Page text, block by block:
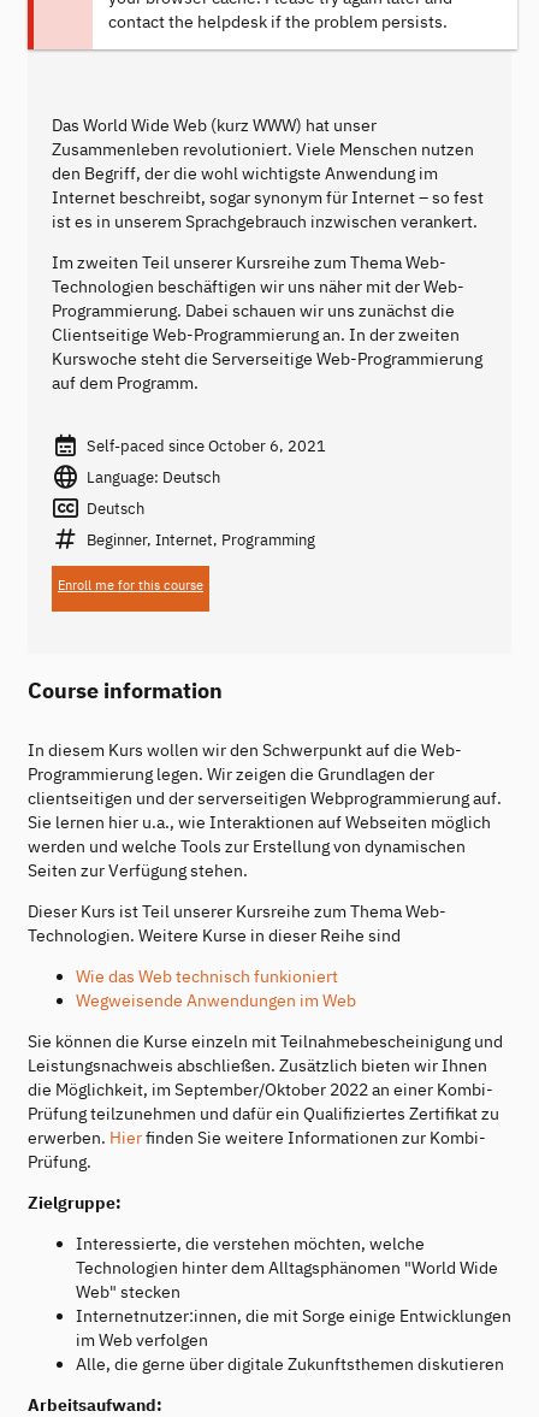
contact the helpdesk if the problem persists.
Das World Wide Web (kurz WWW) hat unser
Zusammenleben revolutioniert. Viele Menschen nutzen
den Begriff, der die wohl wichtigste Anwendung im
Internet beschreibt, sogar synonym für Internet – so fest
ist es in unserem Sprachgebrauch inzwischen verankert.
Im zweiten Teil unserer Kursreihe zum Thema Web-
Technologien beschäftigen wir uns näher mit der Web-
Programmierung. Dabei schauen wir uns zunächst die
Clientseitige Web-Programmierung an. In der zweiten
Kurswoche steht die Serverseitige Web-Programmierung
auf dem Programm.
Self-paced since October 6, 2021
Language: Deutsch
Deutsch
Beginner, Internet, Programming
Enroll me for this course
Course information
In diesem Kurs wollen wir den Schwerpunkt auf die Web-
Programmierung legen. Wir zeigen die Grundlagen der
clientseitigen und der serverseitigen Webprogrammierung auf.
Sie lernen hier u.a., wie Interaktionen auf Webseiten möglich
werden und welche Tools zur Erstellung von dynamischen
Seiten zur Verfügung stehen.
Dieser Kurs ist Teil unserer Kursreihe zum Thema Web-
Technologien. Weitere Kurse in dieser Reihe sind
Wie das Web technisch funkioniert
Wegweisende Anwendungen im Web
Sie können die Kurse einzeln mit Teilnahmebescheinigung und
Leistungsnachweis abschließen. Zusätzlich bieten wir Ihnen
die Möglichkeit, im September/Oktober 2022 an einer Kombi-
Prüfung teilzunehmen und dafür ein Qualifiziertes Zertifikat zu
erwerben. Hierfinden Sie weitere Informationen zur Kombi-
Prüfung.
Zielgruppe:
Interessierte, die verstehen möchten, welche
Technologien hinter dem Alltagsphänomen "World Wide
Web" stecken
Internetnutzer:innen, die mit Sorge einige Entwicklungen
im Web verfolgen
Alle, die gerne über digitale Zukunftsthemen diskutieren
Arbeitsaufwand: